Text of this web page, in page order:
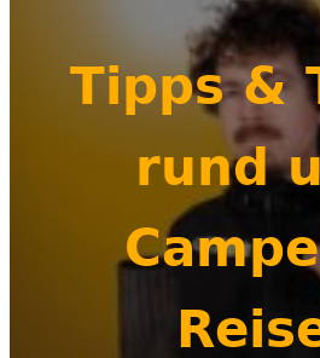
Tipps &
rund